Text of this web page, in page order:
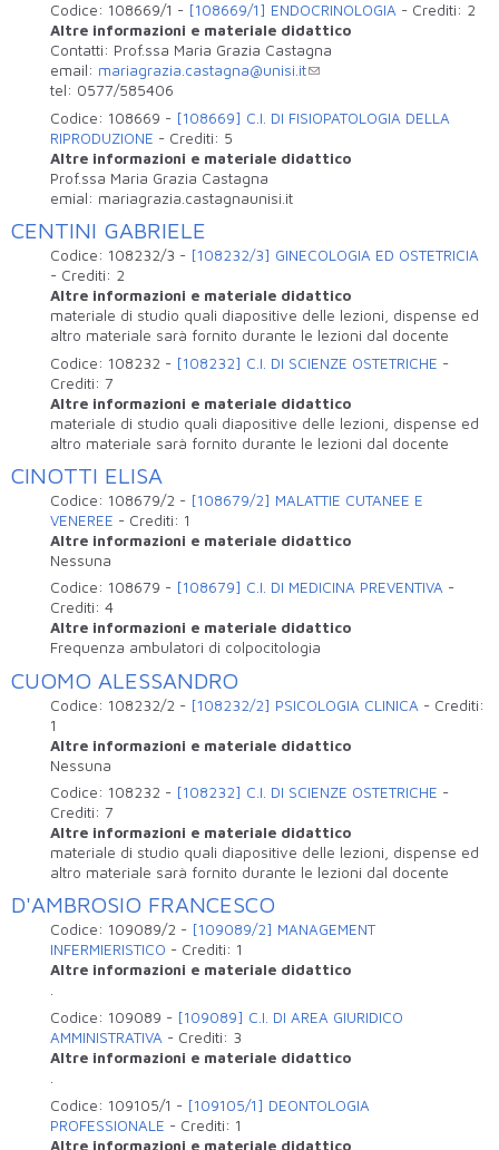
Codice: 108669/1 - [108669/1] ENDOCRINOLOGIA - Crediti: 2
Altre informazioni e materiale didattico
Contatti: Prof.ssa Maria Grazia Castagna
email: mariagrazia.castagna@unisi.it
tel: 0577/585406
Codice: 108669 - [108669] C.I. DI FISIOPATOLOGIA DELLA
RIPRODUZIONE - Crediti: 5
Altre informazioni e materiale didattico
Prof.ssa Maria Grazia Castagna
emial: mariagrazia.castagnaunisi.it
CENTINI GABRIELE
Codice: 108232/3 - [108232/3] GINECOLOGIA ED OSTETRICIA
- Crediti: 2
Altre informazioni e materiale didattico
materiale di studio quali diapositive delle lezioni, dispense ed
altro materiale sarà fornito durante le lezioni dal docente
Codice: 108232 - [108232] C.I. DI SCIENZE OSTETRICHE -
Crediti: 7
Altre informazioni e materiale didattico
materiale di studio quali diapositive delle lezioni, dispense ed
altro materiale sarà fornito durante le lezioni dal docente
CINOTTI ELISA
Codice: 108679/2 - [108679/2] MALATTIE CUTANEE E
VENEREE - Crediti: 1
Altre informazioni e materiale didattico
Nessuna
Codice: 108679 - [108679] C.I. DI MEDICINA PREVENTIVA -
Crediti:4
Altre informazioni e materiale didattico
Frequenza ambulatori di colpocitologia
CUOMO ALESSANDRO
Codice: 108232/2 - [108232/2] PSICOLOGIA CLINICA - Crediti:
1
Altre informazioni e materiale didattico
Nessuna
Codice: 108232 - [108232] C.I. DI SCIENZE OSTETRICHE -
Crediti: 7
Altre informazioni e materiale didattico
materiale di studio quali diapositive delle lezioni, dispense ed
altro materiale sarà fornito durante le lezioni dal docente
D'AMBROSIO FRANCESCO
Codice: 109089/2 - [109089/2] MANAGEMENT
INFERMIERISTICO - Crediti: 1
Altre informazioni e materiale didattico
.
Codice: 109089 - [109089] C.I. DI AREA GIURIDICO
AMMINISTRATIVA - Crediti: 3
Altre informazioni e materiale didattico
Codice: 109105/1 - [109105/1] DEONTOLOGIA
PROFESSIONALE - Crediti: 1
Altre informazioni e materiale didattico